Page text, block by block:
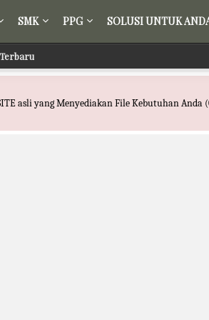
SMK PPG SOLUSI UNTUK
asli yang Menyediakan File Kebutuhan Anda